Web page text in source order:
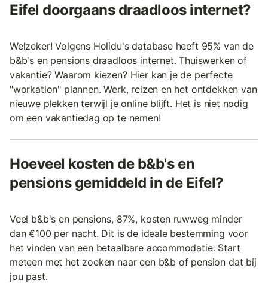
Eifel doorgaans draadloos internet?
Welzeker! Volgens Holidu's database heeft 95% van de
b&b's en pensions draadloos internet. Thuiswerken of
vakantie? Waarom kiezen? Hier kan je de perfecte
"workation" plannen. Werk, reizen en het ontdekken van
nieuwe plekken terwijl je online blijft. Het is niet nodig
om een vakantiedag op te nemen!
Hoeveel kosten de b&b's en
pensions gemiddeld in de Eifel?
Veel b&b's en pensions, 87%, kosten ruwweg minder
dan €100 per nacht. Dit is de ideale bestemming voor
het vinden van een betaalbare accommodatie. Start
meteen met het zoeken naar een b&b of pension dat bij
jou past.